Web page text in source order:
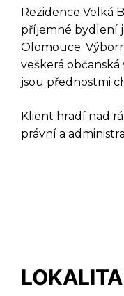
Rezidence Velká
příjemné bydlení
Olomouce.
veškerá
jsou přednostmi
Klient hradí nad
právní a
LOKALITA